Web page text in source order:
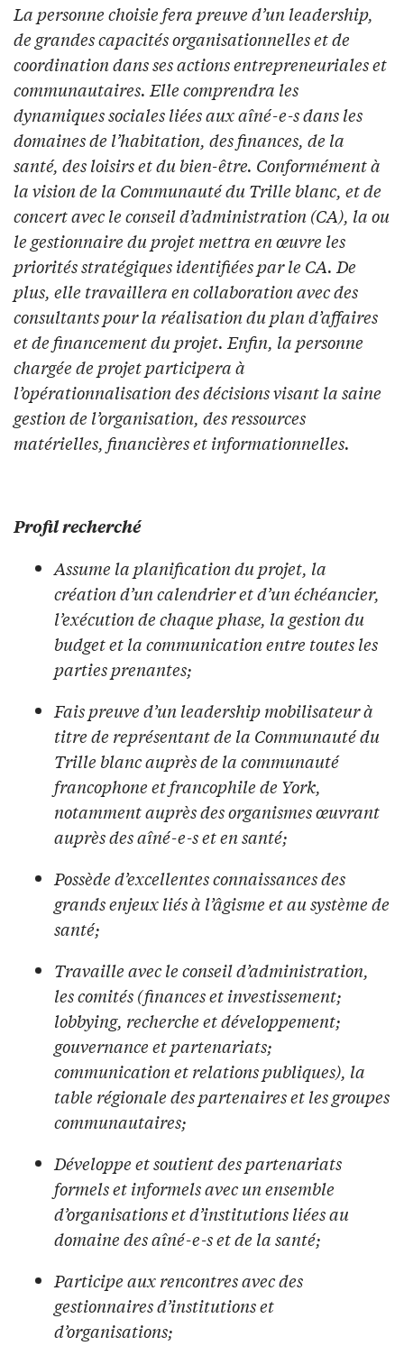
La personne choisie fera preuve d’un leadership,
de grandes capacités organisationnelles et de
coordination dans ses actions entrepreneuriales et
communautaires. Elle comprendra les
dynamiques sociales liées aux aîné-e-s dans les
domaines de l’habitation, des finances, de la
santé, des loisirs et du bien-être. Conformément à
la vision de la Communauté du Trille blanc, et de
concert avec le conseil d’administration (CA), la ou
le gestionnaire du projet mettra en œuvre les
priorités stratégiques identifiées par le CA. De
plus, elle travaillera en collaboration avec des
consultants pour la réalisation du plan d’affaires
et de financement du projet. Enfin, la personne
chargée de projet participera à
l’opérationnalisation des décisions visant la saine
gestion de l’organisation, des ressources
matérielles, financières et informationnelles.
Profil recherché
Assume la planification du projet, la
création d’un calendrier et d’un échéancier,
l’exécution de chaque phase, la gestion du
budget et la communication entre toutes les
parties prenantes;
Fais preuve d’un leadership mobilisateur à
titre de représentant de la Communauté du
Trille blanc auprès de la communauté
francophone et francophile de York,
notamment auprès des organismes œuvrant
auprès des aîné-e-s et en santé;
Possède d’excellentes connaissances des
grands enjeux liés à l’âgisme et au système de
santé;
Travaille avec le conseil d’administration,
les comités (finances et investissement;
lobbying, recherche et développement;
gouvernance et partenariats;
communication et relations publiques), la
table régionale des partenaires et les groupes
communautaires;
Développe et soutient des partenariats
formels et informels avec un ensemble
d’organisations et d’institutions liées au
domaine des aîné-e-s et de la santé;
Participe aux rencontres avec des
gestionnaires d’institutions et
d’organisations;